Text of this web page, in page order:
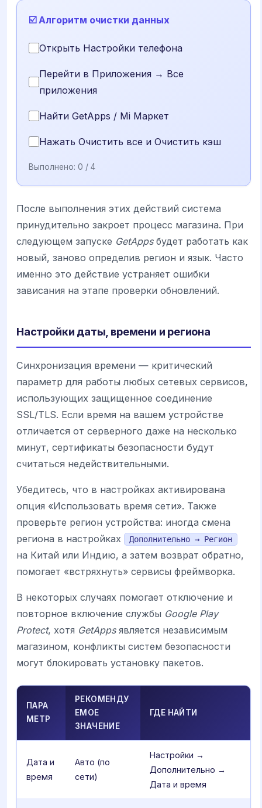
☑️ Алгоритм очистки данных
Открыть Настройки телефона
Перейти в Приложения → Все
приложения
Найти GetApps / Mi Маркет
Нажать Очистить все и Очистить кэш
Выполнено: 0 / 4
После выполнения этих действий система
принудительно закроет процесс магазина. При
следующем запуске GetAppsбудет работать как
новый, заново определив регион и язык. Часто
именно это действие устраняет ошибки
зависания на этапе проверки обновлений.
Настройки даты, времени и региона
Синхронизация времени — критический
параметр для работы любых сетевых сервисов,
использующих защищенное соединение
SSL/TLS. Если время на вашем устройстве
отличается от серверного даже на несколько
минут, сертификаты безопасности будут
считаться недействительными.
Убедитесь, что в настройках активирована
опция «Использовать время сети». Также
проверьте регион устройства: иногда смена
региона в настройках
Дополнительно → Регион
на Китай или Индию, а затем возврат обратно,
помогает «встряхнуть» сервисы фреймворка.
В некоторых случаях помогает отключение и
повторное включение службы Google Play
Protect, хотя GetAppsявляется независимым
магазином, конфликты систем безопасности
могут блокировать установку пакетов.
ПАРА
МЕТР
РЕКОМЕНДУ
ЕМОЕ
ЗНАЧЕНИЕ
ГДЕ НАЙТИ
Дата и
время
Авто (по
сети)
Настройки →
Дополнительно →
Дата и время